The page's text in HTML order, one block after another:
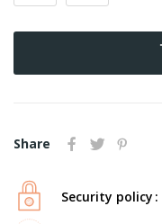
Share
Security policy